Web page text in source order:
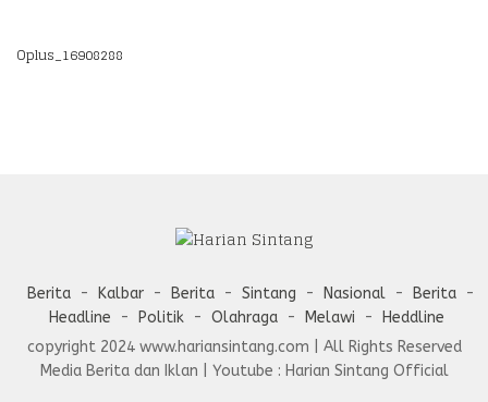
Oplus_16908288
Berita Kalbar Berita Sintang Nasional
Berita
Headline
Politik Olahraga Melawi
Heddline
copyright 2024 www.hariansintang.com | All Rights Reserved
Media Berita dan Iklan | Youtube : Harian Sintang Official